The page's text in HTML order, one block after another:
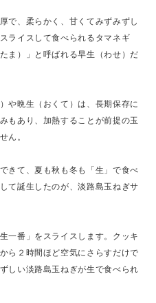
で、柔らかく、甘くてみずみずし
ライスして食べられるタマネギ
ま）」と呼ばれる早生（わせ）だ
や晩生（おくて）は、長期保存に
もあり、加熱することが前提の玉
ん。
きて、夏も秋も冬も「生」で食べ
て誕生したのが、淡路島玉ねぎサ
一番」をスライスします。クッキ
ら２時間ほど空気にさらすだけで
しい淡路島玉ねぎが生で食べられ